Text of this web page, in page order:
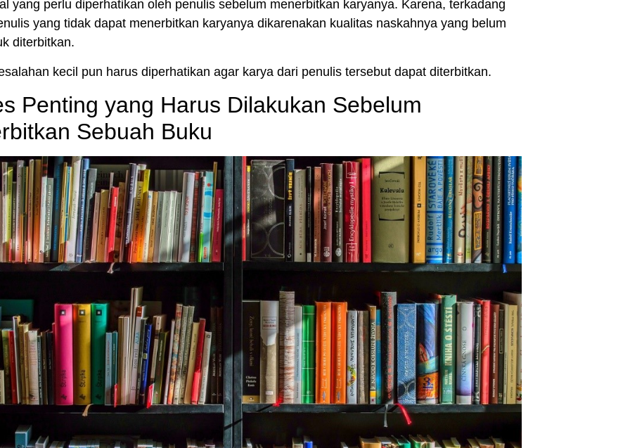
yang perlu diperhatikan oleh penulis sebelum menerbitkan karyanya. Karena, terkadang
yang tidak dapat menerbitkan karyanya dikarenakan kualitas naskahnya yang belum
diterbitkan.
kecil pun harus diperhatikan agar karya dari penulis tersebut dapat diterbitkan.
Penting yang Harus Dilakukan Sebelum
Sebuah Buku